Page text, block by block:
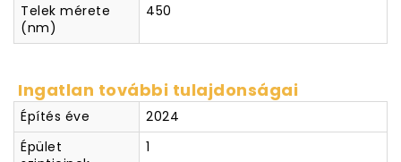
Telek mérete
(nm)
450
Ingatlan további tulajdonságai
Építés éve
2024
Épület
1